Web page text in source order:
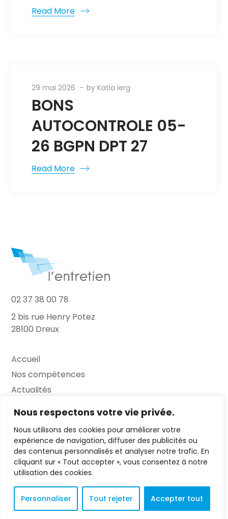
Nous respectons votre vie privée.
Nous utilisons des cookies pour améliorer votre
expérience de navigation, diffuser des publicités ou
des contenus personnalisés et analyser notre trafic. En
cliquant sur « Tout accepter », vous consentez à notre
utilisation des cookies.
Personnaliser Tout rejeter Accepter tout
Read More
29 mai 2026 byKatia Ierg
BONS
AUTOCONTROLE 05-
26 BGPN DPT 27
Read More
02 37 38 00 78
2 bis rue Henry Potez
28100 Dreux
Accueil
Nos compétences
Actualités
Contact
FAQ
Mentions légales
© 2023 L'Entretien